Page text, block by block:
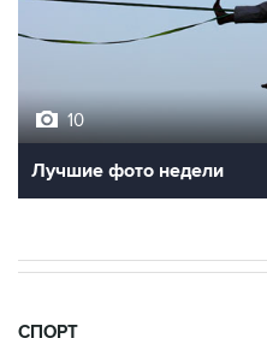
10
Лучшие фото недели
СПОРТ